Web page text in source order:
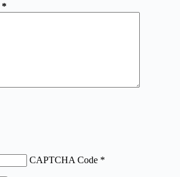
*
CAPTCHA Code *